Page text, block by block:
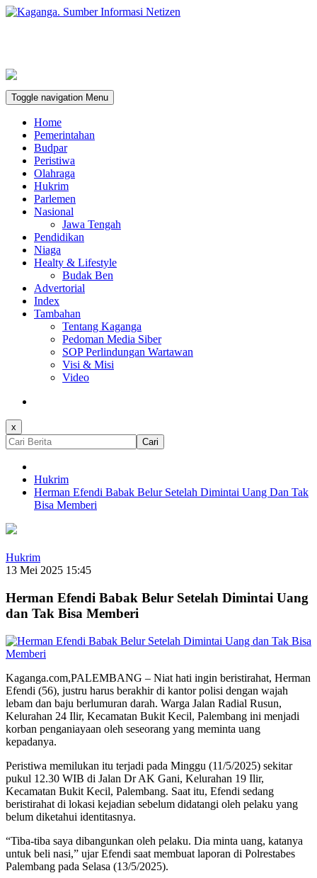
Toggle navigation Menu
Home
Pemerintahan
Budpar
Peristiwa
Olahraga
Hukrim
Parlemen
Nasional
Jawa Tengah
Pendidikan
Niaga
Healty & Lifestyle
Budak Ben
Advertorial
Index
Tambahan
Tentang Kaganga
Pedoman Media Siber
SOP Perlindungan Wartawan
Visi & Misi
Video
x
Cari
Hukrim
Herman Efendi Babak Belur Setelah Dimintai Uang Dan Tak
Bisa Memberi
Hukrim
13 Mei 2025 15:45
Herman Efendi Babak Belur Setelah Dimintai Uang
dan Tak Bisa Memberi
Kaganga.com,PALEMBANG – Niat hati ingin beristirahat, Herman
Efendi (56), justru harus berakhir di kantor polisi dengan wajah
lebam dan baju berlumuran darah. Warga Jalan Radial Rusun,
Kelurahan 24 Ilir, Kecamatan Bukit Kecil, Palembang ini menjadi
korban penganiayaan oleh seseorang yang meminta uang
kepadanya.
Peristiwa memilukan itu terjadi pada Minggu (11/5/2025) sekitar
pukul 12.30 WIB di Jalan Dr AK Gani, Kelurahan 19 Ilir,
Kecamatan Bukit Kecil, Palembang. Saat itu, Efendi sedang
beristirahat di lokasi kejadian sebelum didatangi oleh pelaku yang
belum diketahui identitasnya.
“Tiba-tiba saya dibangunkan oleh pelaku. Dia minta uang, katanya
untuk beli nasi,” ujar Efendi saat membuat laporan di Polrestabes
Palembang pada Selasa (13/5/2025).